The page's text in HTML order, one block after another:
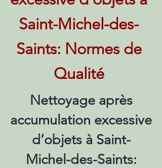
Saint-Michel-des-
Saints: Normes de
Qualité
Nettoyage après
accumulation excessive
d’objets à Saint-
Michel-des-Saints: